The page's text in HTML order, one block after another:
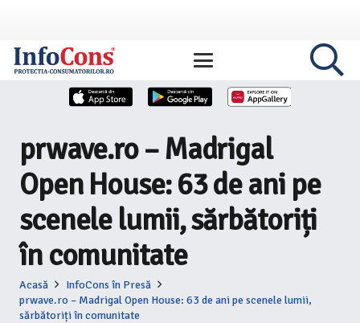
prwave.ro – Madrigal
Open House: 63 de ani pe
scenele lumii, sărbătoriți
în comunitate
Acasă
InfoCons în Presă
prwave.ro – Madrigal Open House: 63 de ani pe scenele lumii,
sărbătoriți în comunitate